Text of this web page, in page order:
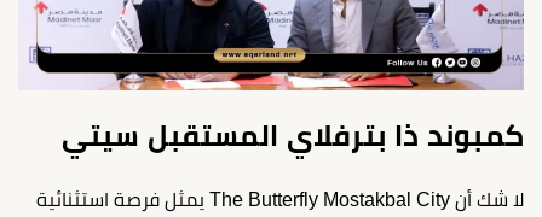
كمبوند ذا بترفلاي المستقبل سيتي
لا شك أن The Butterfly Mostakbal City يمثل فرصة استثنائية